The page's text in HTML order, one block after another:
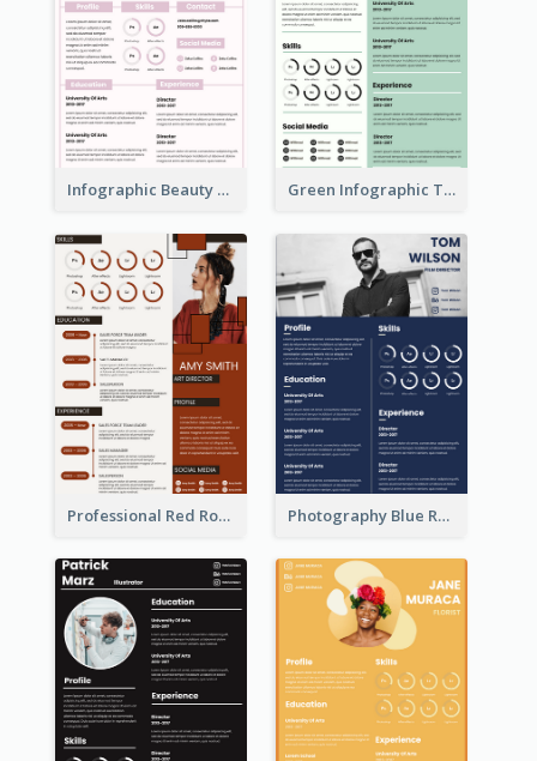
Infographic Beauty Consultant Resume Green Infographic Teacher Resume
Professional Red Rouge Resume Photography Blue Resume